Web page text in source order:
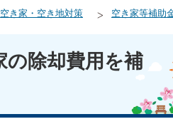
空き家・空き地対策 空き家等補助
の除却費用を補